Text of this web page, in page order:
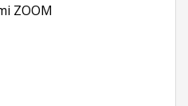
ZOOM